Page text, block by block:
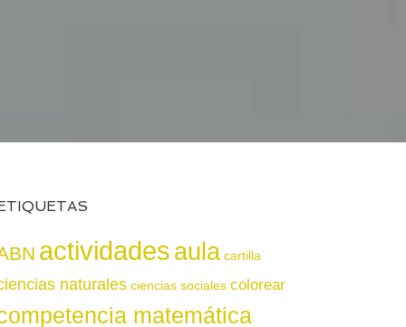
actividadesaula cartilla
naturales ciencias sociales colorear
matemática